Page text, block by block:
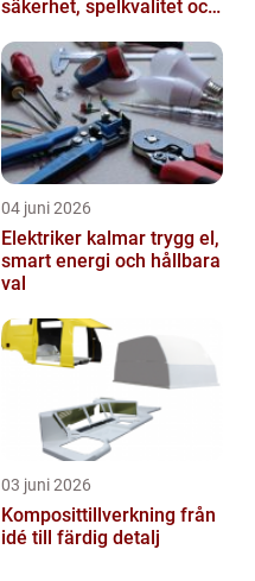
säkerhet, spelkvalitet och
04 juni 2026
Elektriker kalmar trygg el,
smart energi och hållbara
val
03 juni 2026
Komposittillverkning från
idé till färdig detalj